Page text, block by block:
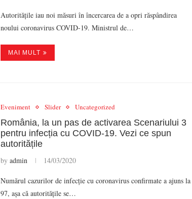
Autoritățile iau noi măsuri în încercarea de a opri răspândirea
noului coronavirus COVID-19. Ministrul de…
MAI MULT
Eveniment Slider Uncategorized
România, la un pas de activarea Scenariului 3
pentru infecția cu COVID-19. Vezi ce spun
autoritățile
by admin 14/03/2020
Numărul cazurilor de infecție cu coronavirus confirmate a ajuns la
97, așa că autoritățile se…